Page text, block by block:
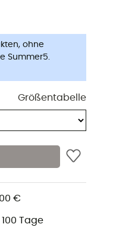
ohne
Summer5.
Größentabelle
€
Tage